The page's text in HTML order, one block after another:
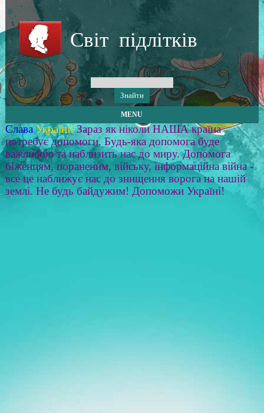
Світ підлітків
MENU
Слава Україні! Зараз як ніколи НАША країна
потребує допомоги. Будь-яка допомога буде
важливою та наблизить нас до миру. Допомога
біженцям, пораненим, війську, інформаційна війна -
все це наближує нас до знищення ворога на нашій
землі. Не будь байдужим! Допоможи Україні!